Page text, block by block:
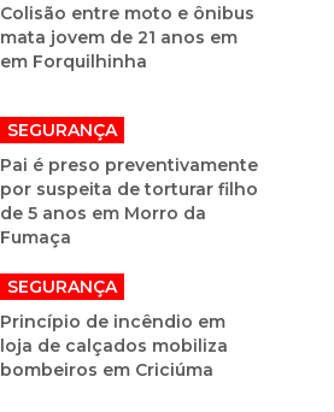
Colisão entre moto e ônibus
mata jovem de 21 anos em
em Forquilhinha
SEGURANÇA
Pai é preso preventivamente
por suspeita de torturar filho
de 5 anos em Morro da
Fumaça
SEGURANÇA
Princípio de incêndio em
loja de calçados mobiliza
bombeiros em Criciúma